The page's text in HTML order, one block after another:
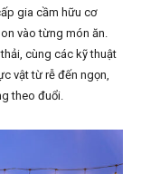
gia cầm hữu cơ
vào từng món ăn.
cùng các kỹ thuật
vật từ rễ đến ngọn,
theo đuổi.